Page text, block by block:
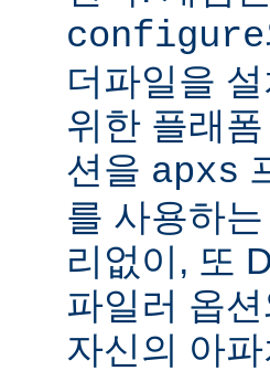
configure
더파일을
위한 플래
션을 apxs
를 사용하
리없이, 또
파일러 옵
자신의 아